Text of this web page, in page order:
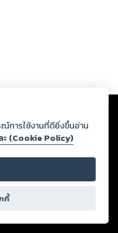
ะปรากฏว่าละเมิดสิทธิใน
มายและศีลธรรม ดังนั้น ผู้อ่าน
ยตนเอง และหากท่านพบว่าส่วน
งมายังบริษัท เพื่อทีมงานจะได้
นลิขสิทธิ์ตามพระราชบัญญัติ
การใช้งานที่ดียิ่งขึ้นอ่าน
(Cookie Policy)
กี้